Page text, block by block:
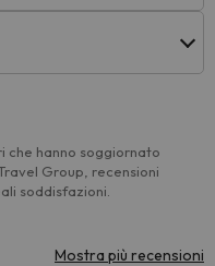
che hanno soggiornato
Group, recensioni
soddisfazioni.
Mostra più recensioni